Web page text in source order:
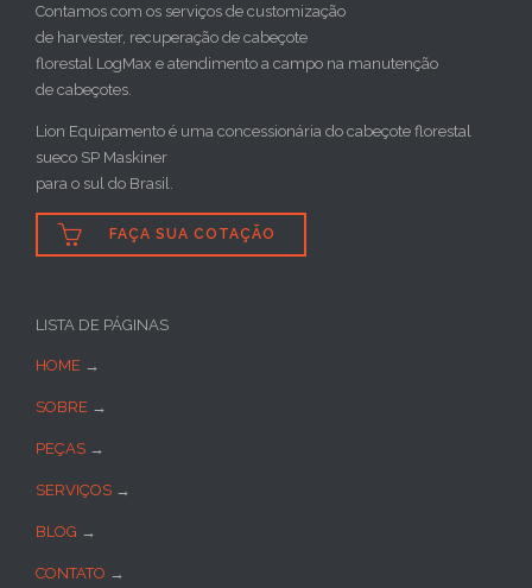
Contamos com os serviços de customização
de harvester, recuperação de cabeçote
florestal LogMax e atendimento a campo na manutenção
de cabeçotes.
Lion Equipamento é uma concessionária do cabeçote florestal
sueco SP Maskiner
para o sul do Brasil.
 FAÇA SUA COTAÇÃO
LISTA DE PÁGINAS
HOME →
SOBRE →
PEÇAS →
SERVIÇOS →
BLOG →
CONTATO →